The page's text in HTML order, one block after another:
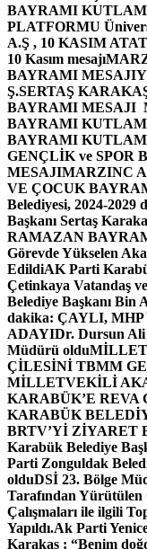
BAYRAMI
PLATFORMU
A.Ş , 10 KASIM
10 Kasım mesajı
BAYRAMI MESAJI
Ş.SERTAŞ
BAYRAMI MESAJI
BAYRAMI
BAYRAMI
GENÇLİK ve SPOR
MESAJIMARZINC
VE ÇOCUK
Belediyesi, 2024-2029
Başkanı Sertaş
RAMAZAN
Görevde Yükselen
EdildiAK Parti
Çetinkaya Vatandaş
Belediye Başkanı Bin
dakika: ÇAYLI,
ADAYIDr. Dursun Ali
Müdürü oldu
ÇİLESİNİ TBMM
MİLLETVEKİLİ
KARABÜK’E REVA
KARABÜK
BRTV’Yİ ZİYARET
Karabük Belediye
Parti Zonguldak
olduDSİ 23. Bölge
Tarafından Yürütülen
Çalışmaları ile ilgili
Yapıldı.Ak Parti
Karakaş : “Benim